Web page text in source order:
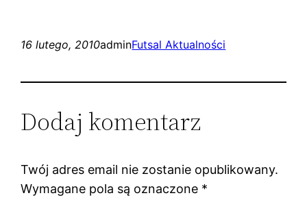
16 lutego, 2010adminFutsal Aktualności
Dodaj komentarz
Twój adres email nie zostanie opublikowany.
Wymagane pola są oznaczone *